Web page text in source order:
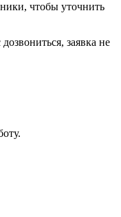
чтобы уточнить
заявка не